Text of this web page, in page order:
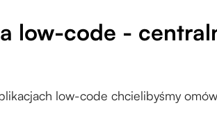
low-code -
low-code chcielibyśmy